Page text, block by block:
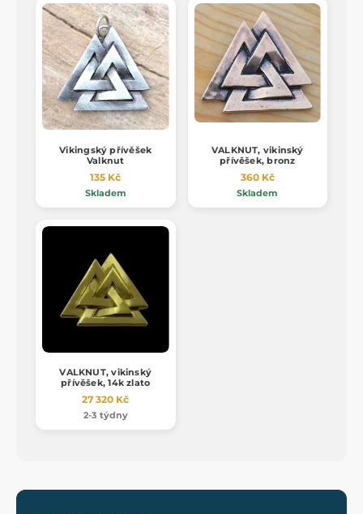
Vikingský přívěšek
Valknut
135 Kč
Skladem
VALKNUT, vikinský
přívěšek, bronz
360 Kč
Skladem
VALKNUT, vikinský
přívěšek, 14k zlato
27 320 Kč
2-3 týdny